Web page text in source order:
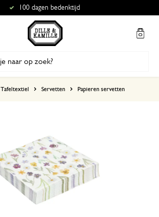
100 dagen bedenktijd
Tafeltextiel Servetten Papieren servetten
1